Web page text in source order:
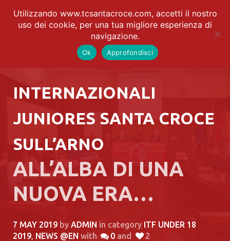
INTERNAZIONALI
JUNIORES SANTA CROCE
SULL’ARNO
ALL’ALBA DI UNA
NUOVA ERA…
7 MAY 2019 by ADMIN in category ITF UNDER 18
2019, NEWS @EN with 0 and 2
Utilizzando www.tcsantacroce.com, accetti il nostro
uso dei cookie, per una tua migliore esperienza di
navigazione.
Ok Approfondisci